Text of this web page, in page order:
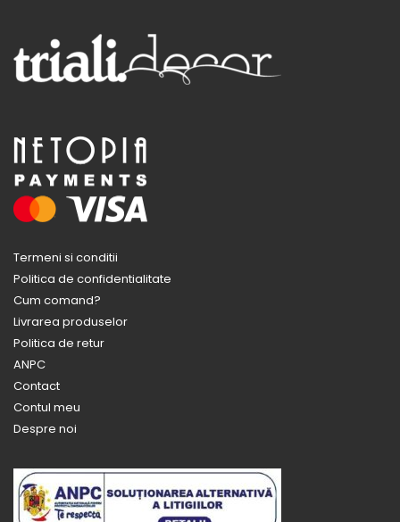
Termeni si conditii
Politica de confidentialitate
Cum comand?
Livrarea produselor
Politica de retur
ANPC
Contact
Contul meu
Despre noi